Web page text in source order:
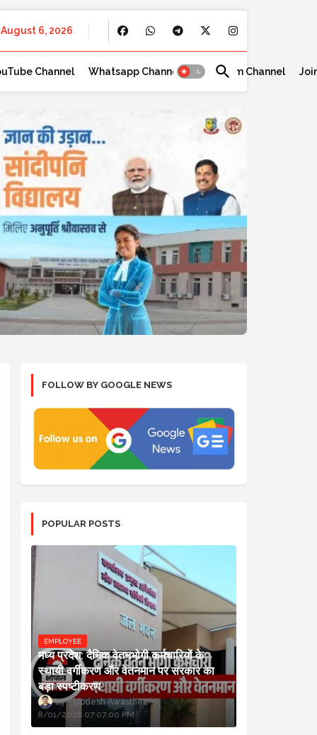
August 6, 2026
Channel Whatsapp Channel Telegram Channel
FOLLOW BY GOOGLE NEWS
POPULAR POSTS
EMPLOYEE
मध्य प्रदेश: दैनिक वेतनभोगी कर्मचारियों के
स्थायी वर्गीकरण और वेतनमान पर सरकार का
बड़ा स्पष्टीकरण
Updesh Awasthee
8/01/2026 07:07:00 PM